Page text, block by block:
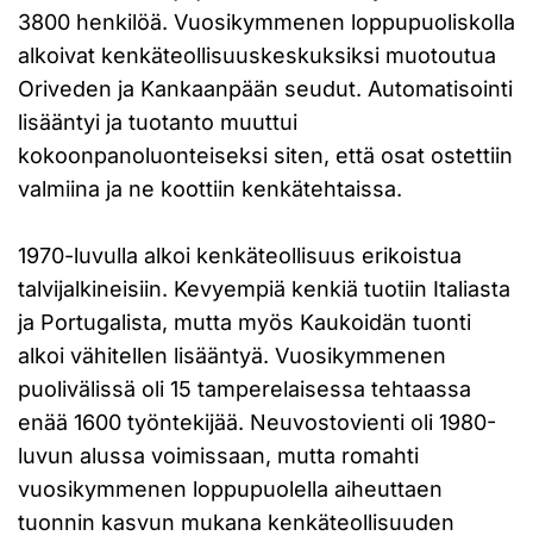
3800 henkilöä. Vuosikymmenen loppupuoliskolla
alkoivat kenkäteollisuuskeskuksiksi muotoutua
Oriveden ja Kankaanpään seudut. Automatisointi
lisääntyi ja tuotanto muuttui
kokoonpanoluonteiseksi siten, että osat ostettiin
valmiina ja ne koottiin kenkätehtaissa.
1970-luvulla alkoi kenkäteollisuus erikoistua
talvijalkineisiin. Kevyempiä kenkiä tuotiin Italiasta
ja Portugalista, mutta myös Kaukoidän tuonti
alkoi vähitellen lisääntyä. Vuosikymmenen
puolivälissä oli 15 tamperelaisessa tehtaassa
enää 1600 työntekijää. Neuvostovienti oli 1980-
luvun alussa voimissaan, mutta romahti
vuosikymmenen loppupuolella aiheuttaen
tuonnin kasvun mukana kenkäteollisuuden